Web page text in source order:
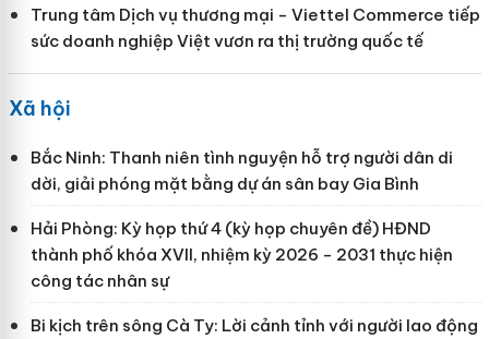
Trung tâm Dịch vụ thương mại - Viettel Commerce tiếp
sức doanh nghiệp Việt vươn ra thị trường quốc tế
Xã hội
Bắc Ninh: Thanh niên tình nguyện hỗ trợ người dân di
dời, giải phóng mặt bằng dự án sân bay Gia Bình
Hải Phòng: Kỳ họp thứ 4 (kỳ họp chuyên đề) HĐND
thành phố khóa XVII, nhiệm kỳ 2026 - 2031 thực hiện
công tác nhân sự
Bi kịch trên sông Cà Ty: Lời cảnh tỉnh với người lao động